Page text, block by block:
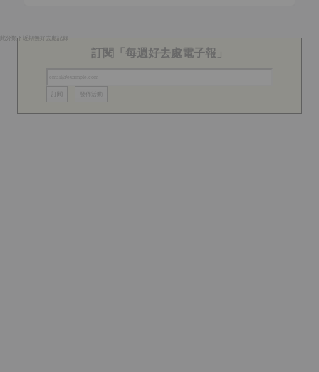
此分類下近期無好去處記錄
訂閱「每週好去處電子報」